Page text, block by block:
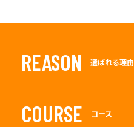
REASON 選ばれる理由
COURSE コース